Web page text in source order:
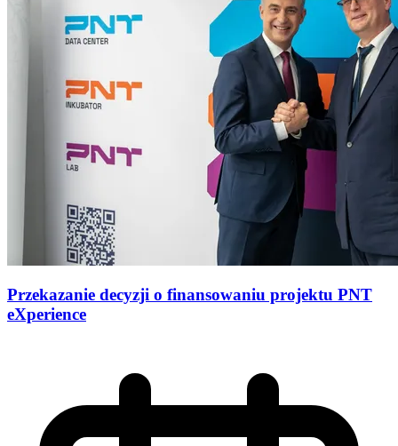
Przekazanie decyzji o finansowaniu projektu PNT
eXperience